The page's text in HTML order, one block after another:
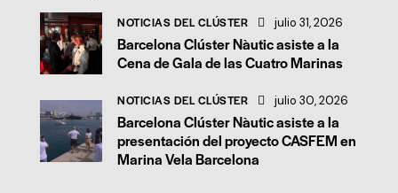
NOTICIAS DEL CLÚSTER julio 31, 2026
Barcelona Clúster Nàutic asiste a la
Cena de Gala de las Cuatro Marinas
NOTICIAS DEL CLÚSTER julio 30, 2026
Barcelona Clúster Nàutic asiste a la
presentación del proyecto CASFEM en
Marina Vela Barcelona